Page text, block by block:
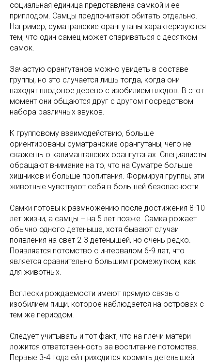
социальная единица представлена самкой и ее
приплодом. Самцы предпочитают обитать отдельно.
Например, суматранские орангутаны характеризуются
тем, что один самец может спариваться с десятком
самок.
Зачастую орангутанов можно увидеть в составе
группы, но это случается лишь тогда, когда они
находят плодовое дерево с изобилием плодов. В этот
момент они общаются друг с другом посредством
набора различных звуков.
К групповому взаимодействию, больше
ориентированы суматранские орангутаны, чего не
скажешь о калимантанских орангутанах. Специалисты
обращают внимание на то, что на Суматре больше
хищников и больше пропитания. Формируя группы, эти
животные чувствуют себя в большей безопасности.
Самки готовы к размножению после достижения 8-10
лет жизни, а самцы – на 5 лет позже. Самка рожает
обычно одного детеныша, хотя бывают случаи
появления на свет 2-3 детенышей, но очень редко.
Появляется потомство с интервалом 6-9 лет, что
является сравнительно большим промежутком, как
для животных.
Всплески рождаемости имеют прямую связь с
изобилием пищи, которое наблюдается на островах с
тем же периодом.
Следует учитывать и тот факт, что на плечи матери
ложится ответственность за воспитание потомства.
Первые 3-4 года ей приходится кормить детенышей